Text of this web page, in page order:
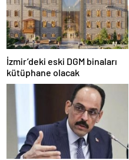
İzmir’deki eski DGM binaları
kütüphane olacak